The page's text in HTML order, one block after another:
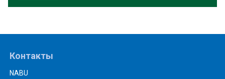
Контакты
NABU